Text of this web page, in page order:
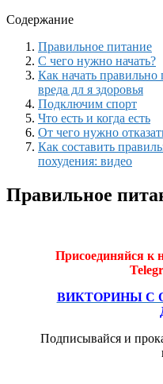
Содержание
Правильное питание
С чего нужно начать?
Как начать правильно
вреда дл я здоровья
Подключим спорт
Что есть и когда есть
От чего нужно
Как составить
похудения: видео
Правильное
Присоединяйся к
ВИКТОРИНЫ С
Подписывайся и